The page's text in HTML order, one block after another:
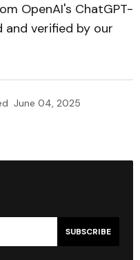
OpenAI's ChatGPT-
and verified by our
June 04, 2025
SUBSCRIBE